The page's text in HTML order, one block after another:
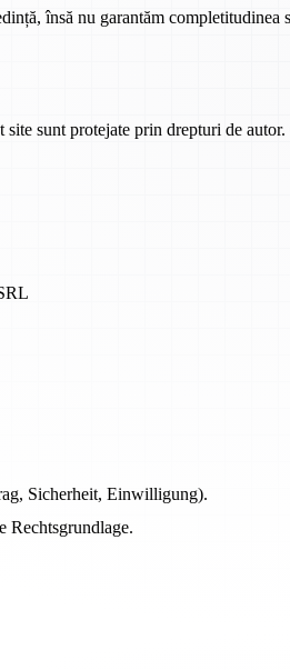
însă nu garantăm
sunt protejate prin drepturi de
Sicherheit, Einwilligung).
Rechtsgrundlage.